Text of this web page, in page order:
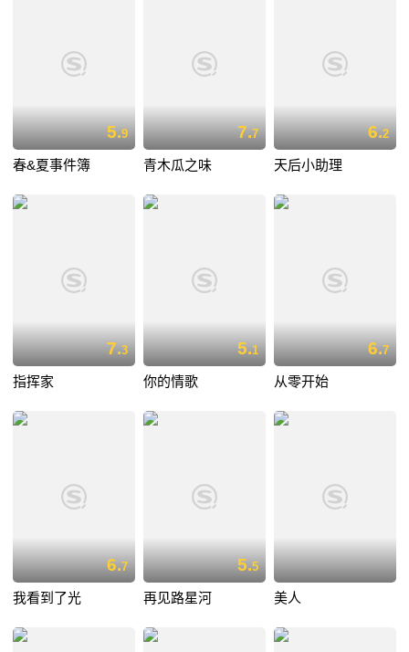
5.9
春&夏事件簿
7.7
青木瓜之味
6.2
天后小助理
7.3
指挥家
5.1
你的情歌
6.7
从零开始
6.7
我看到了光
5.5
再见路星河 美人